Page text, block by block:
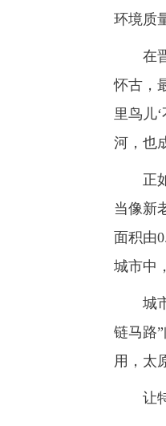
环境质
在晋
怀古，
里鸟儿
河，也
正如
当像新
面积由
城市中
城市
链马路
用，太
让特